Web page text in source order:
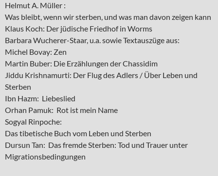
Helmut A. Müller :
Was bleibt, wenn wir sterben, und was man davon zeigen kann
Klaus Koch: Der jüdische Friedhof in Worms
Barbara Wucherer-Staar, u.a. sowie Textauszüge aus:
Michel Bovay: Zen
Martin Buber: Die Erzählungen der Chassidim
Jiddu Krishnamurti: Der Flug des Adlers / Über Leben und
Sterben
Ibn Hazm: Liebeslied
Orhan Pamuk: Rot ist mein Name
Sogyal Rinpoche:
Das tibetische Buch vom Leben und Sterben
Dursun Tan: Das fremde Sterben: Tod und Trauer unter
Migrationsbedingungen